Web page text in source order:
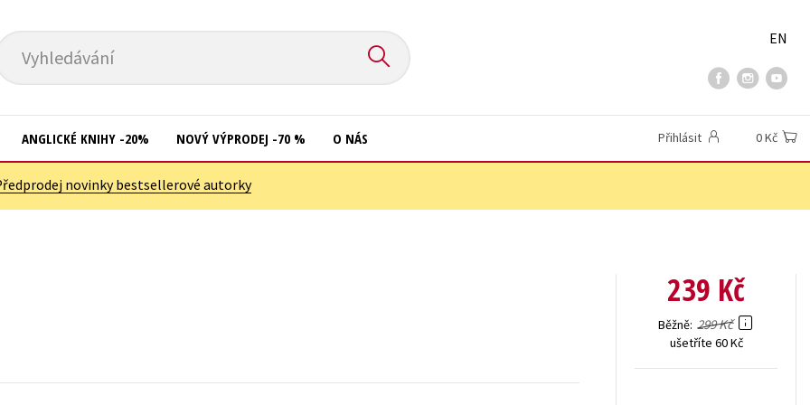
Vyhledávání
EN
ANGLICKÉ KNIHY -20% NOVÝ VÝPRODEJ -70 % O NÁS Přihlásit 0 Kč
novinky bestsellerové autorky
239 Kč
Běžně 299 Kč
ušetříte 60 Kč